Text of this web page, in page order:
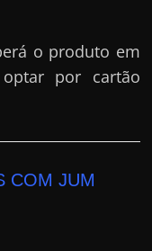
o produto em
por cartão
COM JUM